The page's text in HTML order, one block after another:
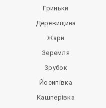
Гриньки
Деревищина
Жари
Зеремля
Зрубок
Йосипівка
Кашперівка